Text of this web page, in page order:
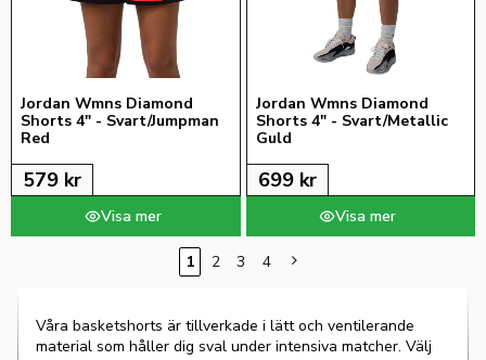
Jordan Wmns Diamond
Shorts 4" - Svart/Jumpman
Red
579 kr
Jordan Wmns Diamond
Shorts 4" - Svart/Metallic
Guld
699kr
1 2 3 4
Våra basketshorts är tillverkade i lätt och ventilerande
material som håller dig sval under intensiva matcher. Välj